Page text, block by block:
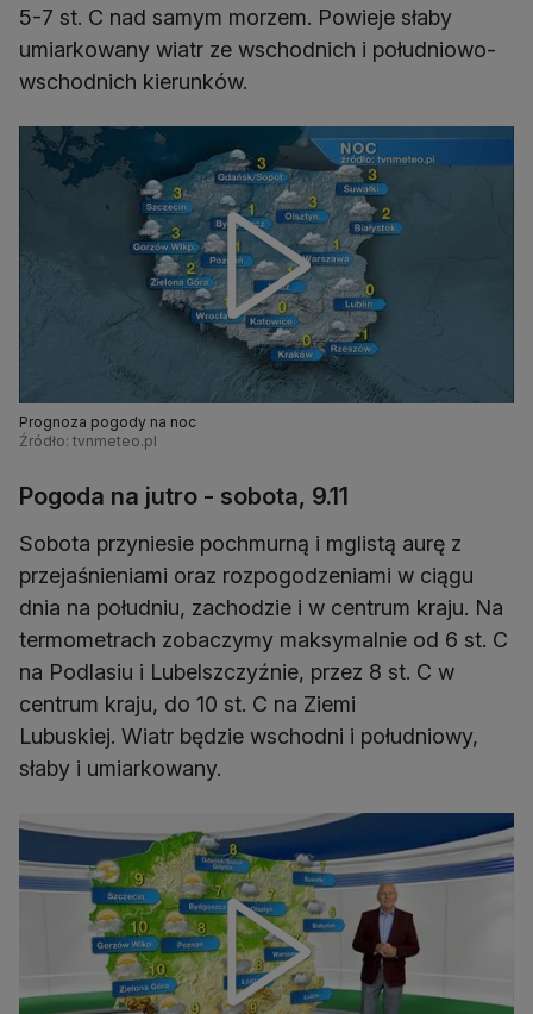
5-7 st. C nad samym morzem. Powieje słaby
umiarkowany wiatr ze wschodnich i południowo-
wschodnich kierunków.
Prognoza pogody na noc
Źródło: tvnmeteo.pl
Pogoda na jutro - sobota, 9.11
Sobota przyniesie pochmurną i mglistą aurę z
przejaśnieniami oraz rozpogodzeniami w ciągu
dnia na południu, zachodzie i w centrum kraju. Na
termometrach zobaczymy maksymalnie od 6 st. C
na Podlasiu i Lubelszczyźnie, przez 8 st. C w
centrum kraju, do 10 st. C na Ziemi
Lubuskiej. Wiatr będzie wschodni i południowy,
słaby i umiarkowany.